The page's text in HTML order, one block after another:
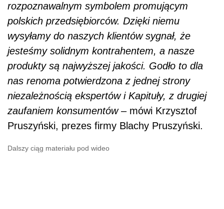
rozpoznawalnym symbolem promującym
polskich przedsiębiorców. Dzięki niemu
wysyłamy do naszych klientów sygnał, że
jesteśmy solidnym kontrahentem, a nasze
produkty są najwyższej jakości. Godło to dla
nas renoma potwierdzona z jednej strony
niezależnością ekspertów i Kapituły, z drugiej
zaufaniem konsumentów– mówi Krzysztof
Pruszyński, prezes firmy Blachy Pruszyński.
Dalszy ciąg materiału pod wideo